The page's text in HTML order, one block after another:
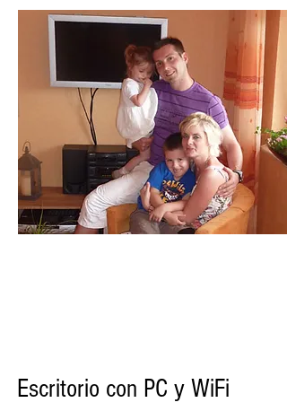
Escritorio con PC y WiFi